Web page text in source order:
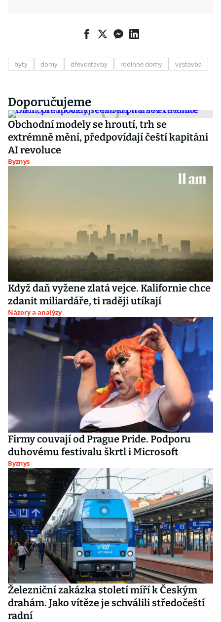
byty domy dřevostavby rodinné domy výstavba
Doporučujeme
Obchodní modely se hroutí, trh se
extrémně mění, předpovídají čeští kapitáni
AI revoluce
Byznys
Když daň vyžene zlatá vejce. Kalifornie chce
zdanit miliardáře, ti raději utíkají
Názory a analýzy
Firmy couvají od Prague Pride. Podporu
duhovému festivalu škrtl i Microsoft
Byznys
Železniční zakázka století míří k Českým
drahám. Jako vítěze je schválili středočeští
radní